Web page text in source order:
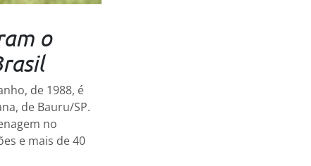
o
de 1988, é
de Bauru/SP.
no
e mais de 40